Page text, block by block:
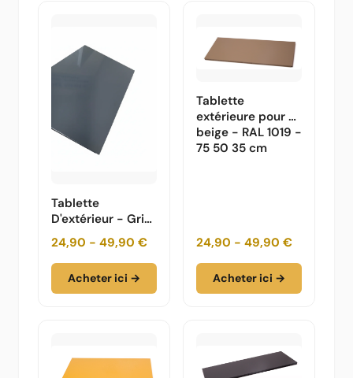
Tablette
D'extérieur - Gris
Anthracite - RAL
- 7016 - 75 50 35
cm
24,90 - 49,90 €
Acheter ici →
Tablette
extérieure pour -
beige - RAL 1019 -
75 50 35 cm
24,90 - 49,90 €
Acheter ici →